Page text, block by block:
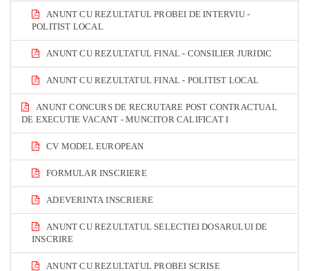
ANUNT CU REZULTATUL PROBEI DE INTERVIU -
POLITIST LOCAL
ANUNT CU REZULTATUL FINAL - CONSILIER JURIDIC
ANUNT CU REZULTATUL FINAL - POLITIST LOCAL
ANUNT CONCURS DE RECRUTARE POST CONTRACTUAL
DE EXECUTIE VACANT - MUNCITOR CALIFICAT I
CV MODEL EUROPEAN
FORMULAR INSCRIERE
ADEVERINTA INSCRIERE
ANUNT CU REZULTATUL SELECTIEI DOSARULUI DE
INSCRIRE
ANUNT CU REZULTATUL PROBEI SCRISE